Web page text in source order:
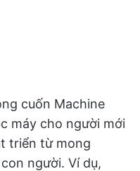
cuốn Machine
máy cho người mới
triển từ mong
người. Ví dụ,